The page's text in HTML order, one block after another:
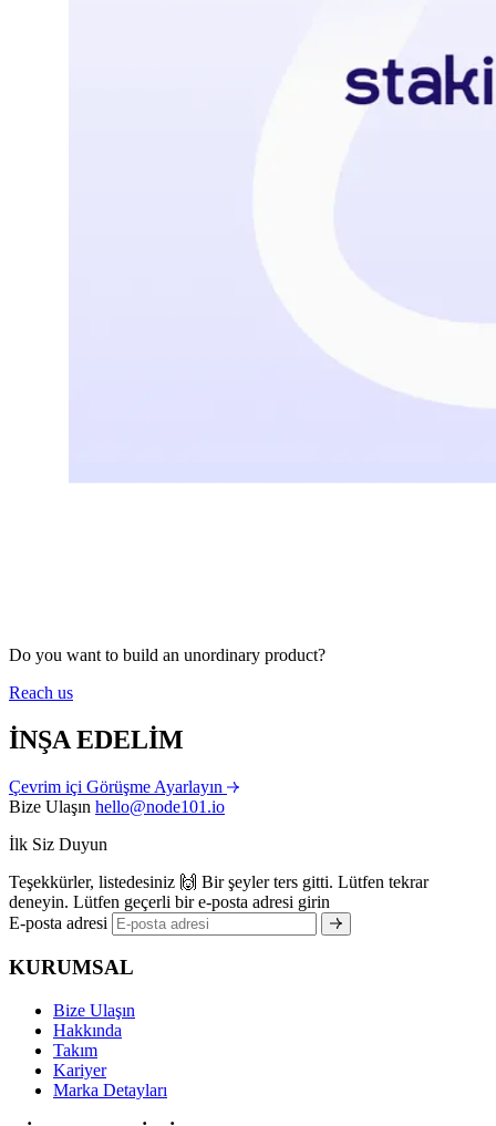
Do you want to build an unordinary product?
Reach us
İNŞA EDELİM
Çevrim içi Görüşme Ayarlayın
Bize Ulaşın hello@node101.io
İlk Siz Duyun
Teşekkürler, listedesiniz 🙌 Bir şeyler ters gitti. Lütfen tekrar
deneyin. Lütfen geçerli bir e-posta adresi girin
E-posta adresi
KURUMSAL
Bize Ulaşın
Hakkında
Takım
Kariyer
Marka Detayları